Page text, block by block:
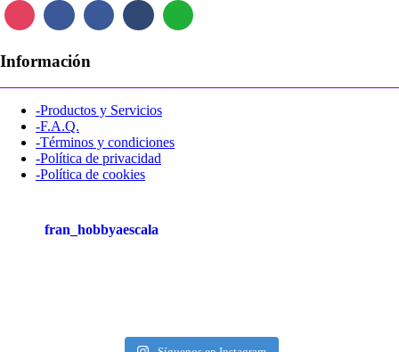
Información
-Productos y Servicios
-F.A.Q.
-Términos y condiciones
-Política de privacidad
-Política de cookies
fran_hobbyaescala